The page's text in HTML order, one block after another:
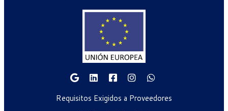
Requisitos Exigidos a Proveedores